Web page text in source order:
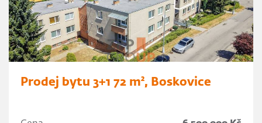
Prodej bytu 3+1 72 m², Boskovice